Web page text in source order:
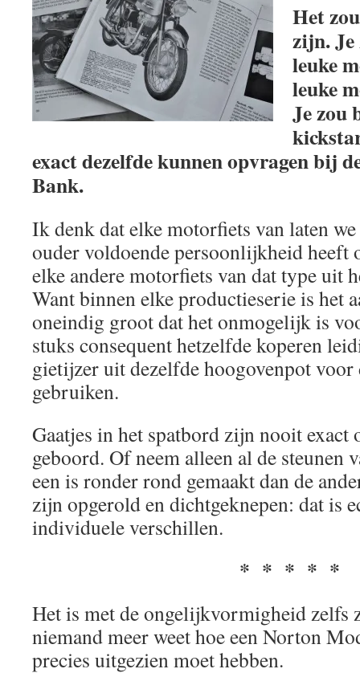
Het
zijn. Je
leuke
leuke
Je zou
exact dezelfde kunnen opvragen bij
Bank.
Ik denk dat elke motorfiets van laten
ouder voldoende persoonlijkheid heeft
elke andere motorfiets van dat type uit
Want binnen elke productieserie is het
oneindig groot dat het onmogelijk is
stuks consequent hetzelfde koperen
gietijzer uit dezelfde hoogovenpot
gebruiken.
Gaatjes in het spatbord zijn nooit exact
geboord. Of neem alleen al de steunen
een is ronder rond gemaakt dan de
zijn opgerold en dichtgeknepen: dat is
individuele verschillen.
* * * * *
Het is met de ongelijkvormigheid zelfs
niemand meer weet hoe een Norton
precies uitgezien moet hebben.